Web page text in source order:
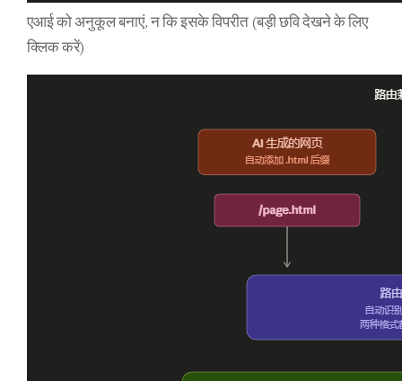
एआई को अनुकूल बनाएं, न कि इसके विपरीत (बड़ी छवि देखने के लिए
क्लिक करें)